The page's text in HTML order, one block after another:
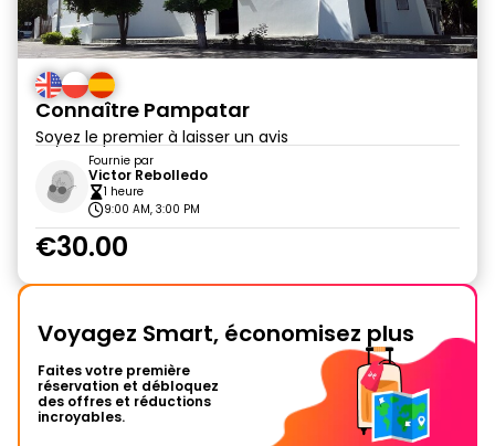
Connaître Pampatar
Soyez le premier à laisser un avis
Fournie par
Victor Rebolledo
1 heure
9:00 AM, 3:00 PM
€30.00
Voyagez Smart, économisez plus
Faites votre première
réservation et débloquez
des offres et réductions
incroyables.